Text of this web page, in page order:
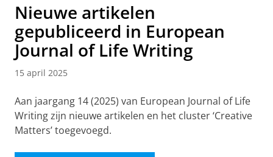
Nieuwe artikelen
gepubliceerd in European
Journal of Life Writing
15 april 2025
Aan jaargang 14 (2025) van European Journal of Life
Writing zijn nieuwe artikelen en het cluster ‘Creative
Matters’ toegevoegd.